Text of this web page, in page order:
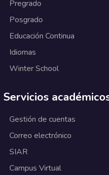
Pregrado
Posgrado
Educación Continua
Idiomas
Winter School
Servicios
Gestión de cuentas
Correo electrónico
SIAR
Campus Virtual